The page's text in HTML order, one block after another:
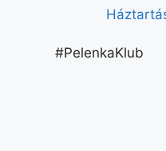
#PelenkaKlub